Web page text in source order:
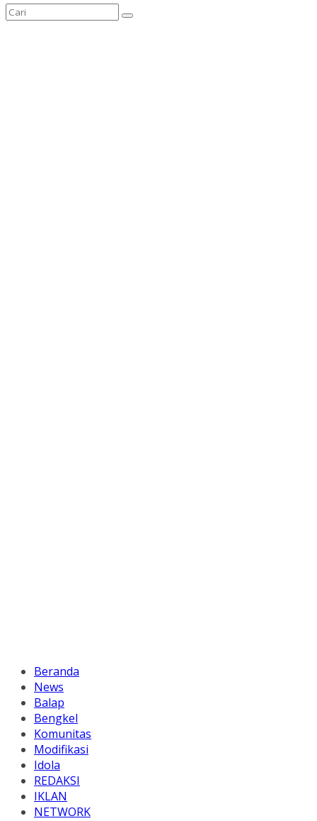
Beranda
News
Balap
Bengkel
Komunitas
Modifikasi
Idola
REDAKSI
IKLAN
NETWORK